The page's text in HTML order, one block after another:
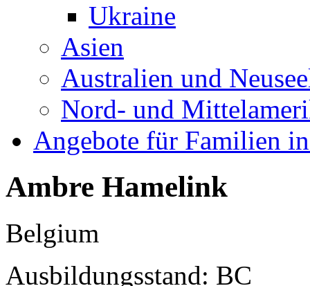
Ukraine
Asien
Australien und
Nord- und
Angebote für Familien
Ambre Hamelink
Belgium
Ausbildungsstand: BC